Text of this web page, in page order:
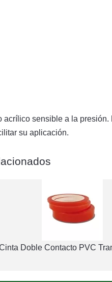
sensible a la
su aplicación.
Doble Contacto PVC